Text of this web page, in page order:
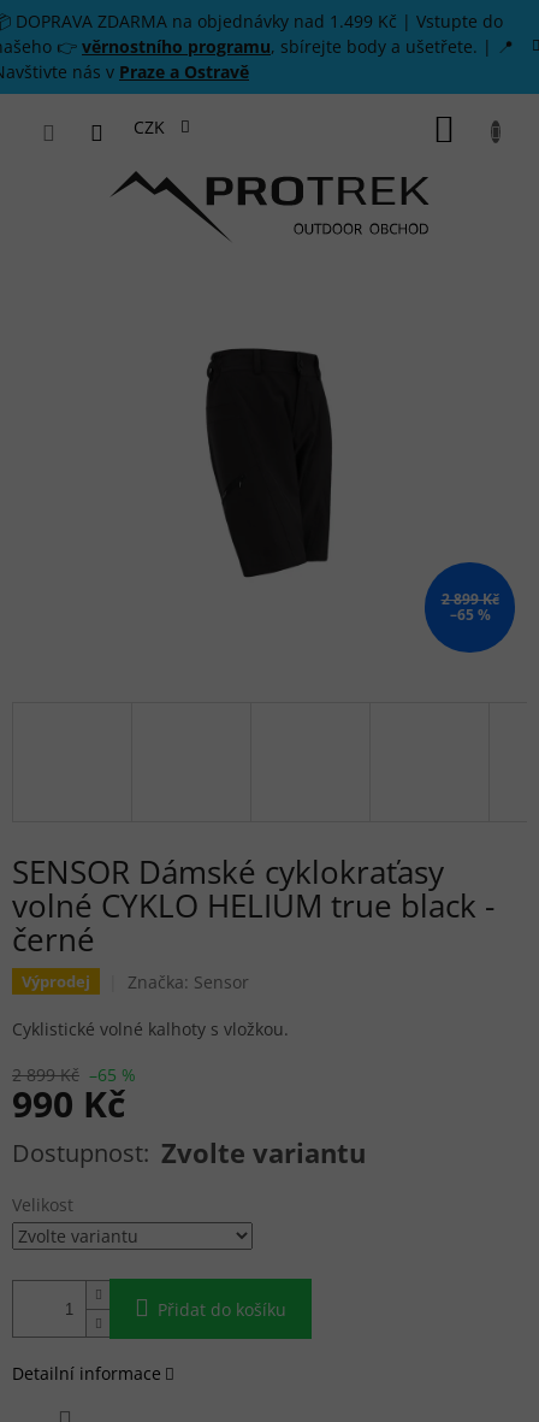
Přejít na obsah
DOPRAVA ZDARMA na objednávky nad 1.499 Kč | Vstupte do
👉 věrnostního programu, sbírejte body a ušetřete. | 📍
nás v Praze a Ostravě
CZK
2 899 Kč
–65 %
SENSOR Dámské cyklokraťasy
volné CYKLO HELIUM true black -
černé
Výprodej Značka: Sensor
2 899 Kč –65 %
990 Kč
Měrná cena: Zvolte variantu
Velikost
Přidat do košíku
Cyklistické volné kalhoty s vložkou.
Detailní informace